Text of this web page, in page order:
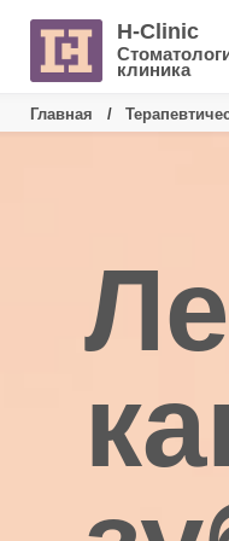
Skip
content
H-Clinic
клиника
Главная /